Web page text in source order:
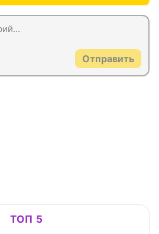
Отправить
ТОП 5